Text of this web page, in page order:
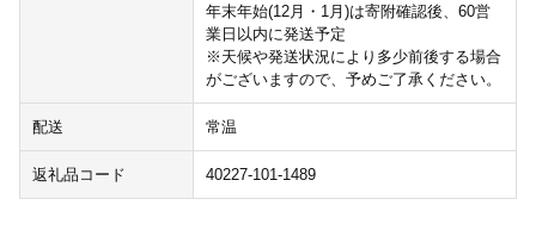
年末年始(12月・1月)は寄附確認後、60営
業日以内に発送予定
※天候や発送状況により多少前後する場合
がございますので、予めご了承ください。
配送 常温
返礼品コード 40227-101-1489